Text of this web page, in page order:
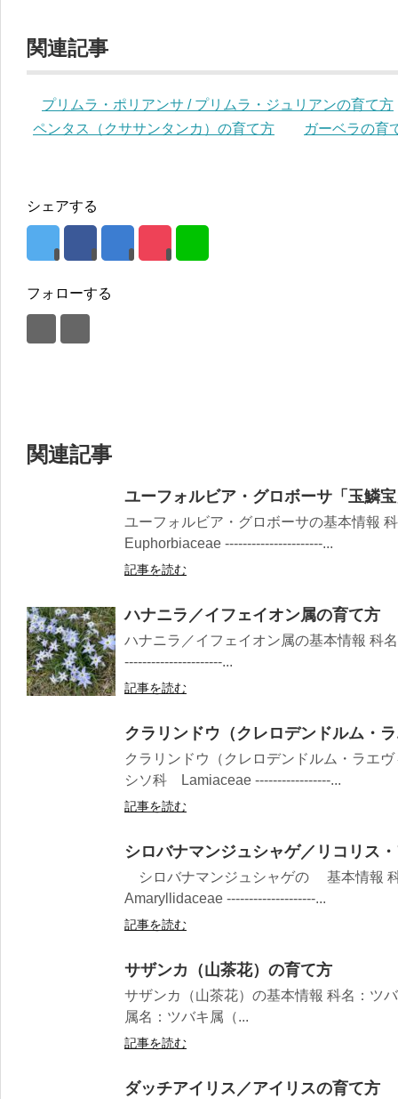
関連記事
プリムラ・ポリアンサ / プリムラ・ジュリアンの育て方
ペンタス（クササンタンカ）の育て方
ガーベラの育
シェアする
フォローする
関連記事
ユーフォルビア・グロボーサ「玉鱗
ユーフォルビア・グロボーサの基本情報
Euphorbiaceae ----------------------...
記事を読む
ハナニラ／イフェイオン属の育て方
ハナニラ／イフェイオン属の基本情報 科
----------------------...
記事を読む
クラリンドウ（クレロデンドルム・
クラリンドウ（クレロデンドルム・ラエ
シソ科 Lamiaceae -----------------...
記事を読む
シロバナマンジュシャゲ／リコリス
シロバナマンジュシャゲの 基本情報
Amaryllidaceae --------------------...
記事を読む
サザンカ（山茶花）の育て方
サザンカ（山茶花）の基本情報 科名：ツ
属名：ツバキ属（...
記事を読む
ダッチアイリス／アイリスの育て方